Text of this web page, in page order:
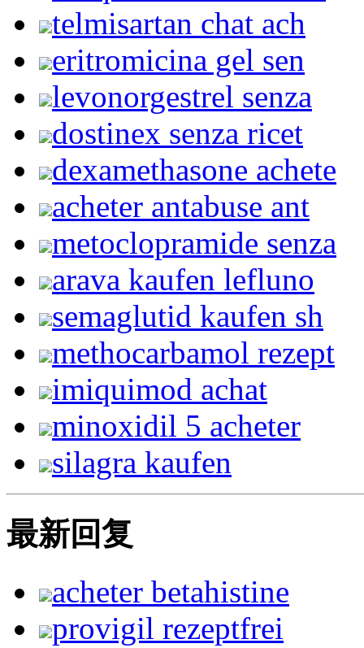
telmisartan chat ach
eritromicina gel sen
levonorgestrel senza
dostinex senza ricet
dexamethasone achete
acheter antabuse ant
metoclopramide senza
arava kaufen lefluno
semaglutid kaufen sh
methocarbamol rezept
imiquimod achat
minoxidil 5 acheter
silagra kaufen
最新回复
acheter betahistine
provigil rezeptfrei